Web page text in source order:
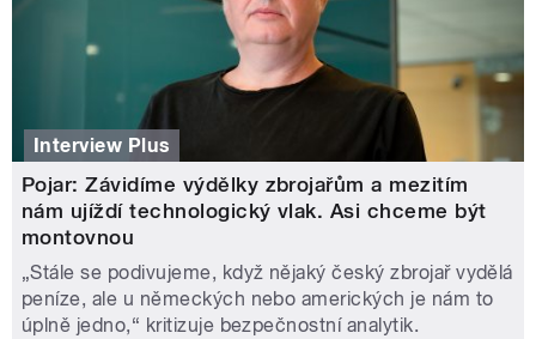
Interview Plus
Pojar: Závidíme výdělky zbrojařům a mezitím
nám ujíždí technologický vlak. Asi chceme být
montovnou
„Stále se podivujeme, když nějaký český zbrojař vydělá
peníze, ale u německých nebo amerických je nám to
úplně jedno,“ kritizuje bezpečnostní analytik.